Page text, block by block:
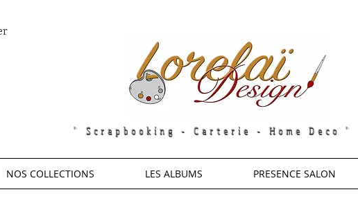
" Scrapbooking - Carterie - Home Deco "
NOS COLLECTIONS LES ALBUMS PRESENCE SALON